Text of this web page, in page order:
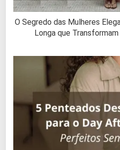
O Segredo das Mulheres
Longa que